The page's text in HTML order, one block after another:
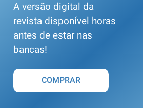
A versão digital da
revista disponível horas
antes de estar nas
bancas!
COMPRAR